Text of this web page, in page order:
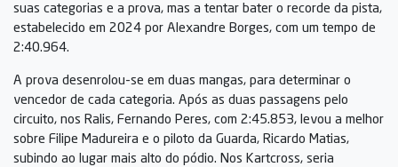
suas categorias e a prova, mas a tentar bater o recorde da pista,
estabelecido em 2024 por Alexandre Borges, com um tempo de
2:40.964.
A prova desenrolou-se em duas mangas, para determinar o
vencedor de cada categoria. Após as duas passagens pelo
circuito, nos Ralis, Fernando Peres, com 2:45.853, levou a melhor
sobre Filipe Madureira e o piloto da Guarda, Ricardo Matias,
subindo ao lugar mais alto do pódio. Nos Kartcross, seria